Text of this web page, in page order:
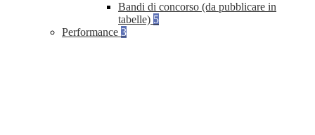
Bandi di concorso (da pubblicare in
tabelle) 5
Performance 3